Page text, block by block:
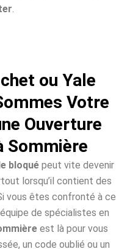
.
ou Yale
Votre
Ouverture
Sommière
bloquépeut vite devenir
lorsqu’il contient des
vous êtes confronté à ce
de spécialistes en
est là pour vous
un code oublié ou un